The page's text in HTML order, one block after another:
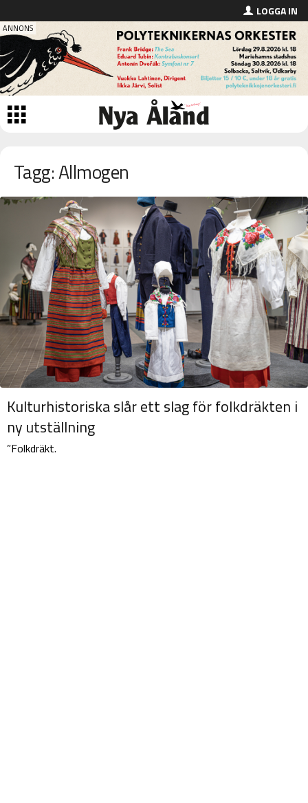
LOGGA IN
Tagg: Allmogen
Kulturhistoriska slår ett slag för folkdräkten i
ny utställning
”Folkdräkt.